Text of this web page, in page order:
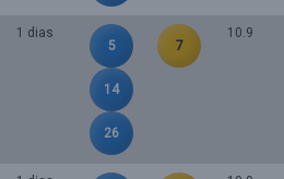
1 dias
5
14
26
7
10.9